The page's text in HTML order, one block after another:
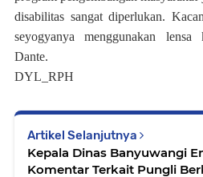
disabilitas sangat diperlukan.
seyogyanya menggunakan
Dante.
DYL_RPH
Artikel Selanjutnya
Kepala Dinas Banyuwangi
Komentar Terkait Pungli